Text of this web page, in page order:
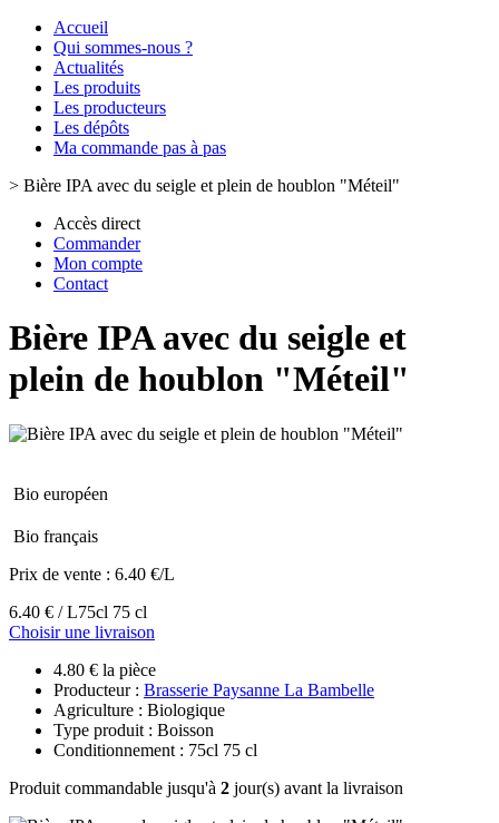
Accueil
Qui sommes-nous ?
Actualités
Les produits
Les producteurs
Les dépôts
Ma commande pas à pas
> Bière IPA avec du seigle et plein de houblon "Méteil"
Accès direct
Commander
Mon compte
Contact
Bière IPA avec du seigle et
plein de houblon "Méteil"
Bio européen
Bio français
Prix de vente : 6.40 €/L
6.40 € / L75cl 75 cl
Choisir une livraison
4.80 € la pièce
Producteur : Brasserie Paysanne La Bambelle
Agriculture : Biologique
Type produit : Boisson
Conditionnement : 75cl 75 cl
Produit commandable jusqu'à 2 jour(s) avant la livraison